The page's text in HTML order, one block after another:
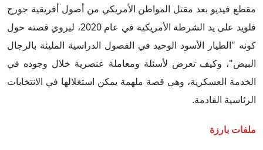
مقطع فيديو بعد مقتل المواطن الأمريكي من أصول أفريقية جورج
فلويد على يد الشرطة الأمريكية في عام 2020، ليروي قصته حول
كونه "الطيار الأسود الوحيد في الفصول الدراسية المليئة بالرجال
البيض"، وكيف تعرض لأسئلة ومعاملة عنصرية خلال وجوده في
الخدمة العسكرية، وهي قصة ملهمة يمكن استغلالها في الانتخابات
الرئاسية القادمة.
ملفات بارزة